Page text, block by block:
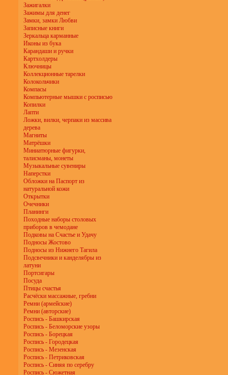
Зажигалки
Зажимы для денег
Замки, замки Любви
Записные книги
Зеркальца карманные
Иконы из бука
Карандаши и ручки
Картхолдеры
Ключницы
Коллекционные тарелки
Колокольчики
Компасы
Компьютерные мышки с росписью
Копилки
Лапти
Ложки, вилки, черпаки из массива
дерева
Магниты
Матрёшки
Миниатюрные фигурки,
талисманы, монеты
Музыкальные сувениры
Наперстки
Обложки на Паспорт из
натуральной кожи
Открытки
Очечники
Планинги
Походные наборы столовых
приборов в чемодане
Подковы на Счастье и Удачу
Подносы Жостово
Подносы из Нижнего Тагила
Подсвечники и канделябры из
латуни
Портсигары
Посуда
Птицы счастья
Расчёски массажные, гребни
Ремни (армейские)
Ремни (авторские)
Роспись - Башкирская
Роспись - Беломорские узоры
Роспись - Борецкая
Роспись - Городецкая
Роспись - Мезенская
Роспись - Петриковская
Роспись - Синяя по серебру
Роспись - Сюжетная